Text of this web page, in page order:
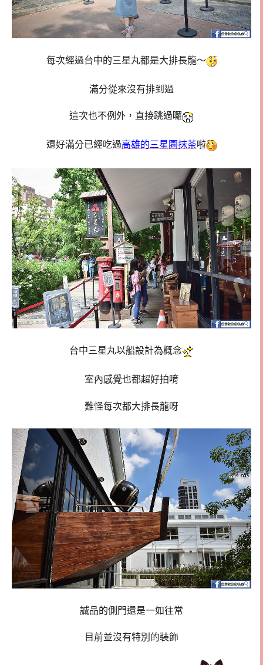
每次經過台中的三星丸都是大排長龍～
滿分從來沒有排到過
這次也不例外，直接跳過囉
還好滿分已經吃過高雄的三星園抹茶啦
台中三星丸以船設計為概念
室內感覺也都超好拍唷
難怪每次都大排長龍呀
誠品的側門還是一如往常
目前並沒有特別的裝飾